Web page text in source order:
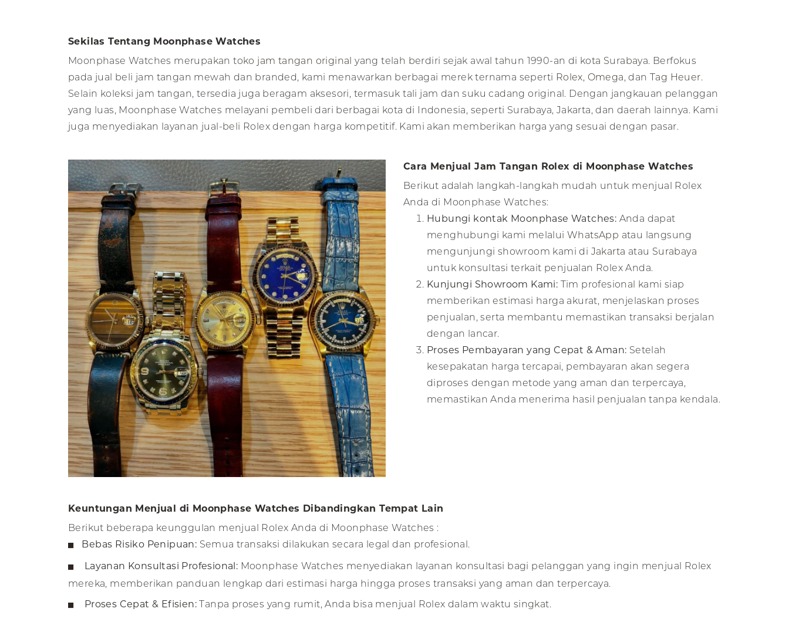
Sekilas Tentang Moonphase Watches
Moonphase Watches merupakan toko jam tangan original yang telah berdiri sejak awal tahun 1990-an di kota Surabaya. Berfokus
pada jual beli jam tangan mewah dan branded, kami menawarkan berbagai merek ternama seperti Rolex, Omega, danTag Heuer.
Selain koleksi jam tangan, tersedia juga beragam aksesori, termasuk tali jam dan suku cadang original. Dengan jangkauan pelanggan
yang luas, Moonphase Watches melayani pembeli dari berbagai kota di Indonesia, seperti Surabaya, Jakarta, dan daerah lainnya. Kami
juga menyediakan layanan jual-beli Rolex dengan harga kompetitif. Kami akan memberikan harga yang sesuai dengan pasar.
Cara Menjual Jam Tangan Rolex di Moonphase Watches
Berikut adalah langkah-langkah mudah untuk menjual Rolex
Anda di Moonphase Watches:
Hubungi kontak Moonphase Watches: Anda dapat
menghubungi kami melalui WhatsApp atau langsung
mengunjungi showroom kami di Jakarta atau Surabaya
untuk konsultasi terkait penjualan Rolex Anda.
Kunjungi Showroom Kami: Tim profesional kami siap
memberikan estimasi harga akurat, menjelaskan proses
penjualan, serta membantu memastikan transaksi berjalan
dengan lancar.
Proses Pembayaran yang Cepat & Aman: Setelah
kesepakatan harga tercapai, pembayaran akan segera
diproses dengan metode yang aman dan terpercaya,
memastikan Anda menerima hasil penjualan tanpa kendala.
Keuntungan Menjual di Moonphase Watches Dibandingkan Tempat Lain
Berikut beberapa keunggulan menjual Rolex Anda di Moonphase Watches :
Bebas Risiko Penipuan: Semua transaksi dilakukan secara legal dan profesional.
Layanan Konsultasi Profesional: Moonphase Watches menyediakan layanan konsultasi bagi pelanggan yang ingin menjual Rolex
mereka, memberikan panduan lengkap dari estimasi harga hingga proses transaksi yang aman dan terpercaya.
Proses Cepat & Efisien: Tanpa proses yang rumit, Anda bisa menjual Rolex dalam waktu singkat.